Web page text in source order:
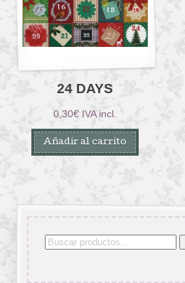
24 DAYS
0,30€ IVA incl.
Añadir al carrito
Buscar